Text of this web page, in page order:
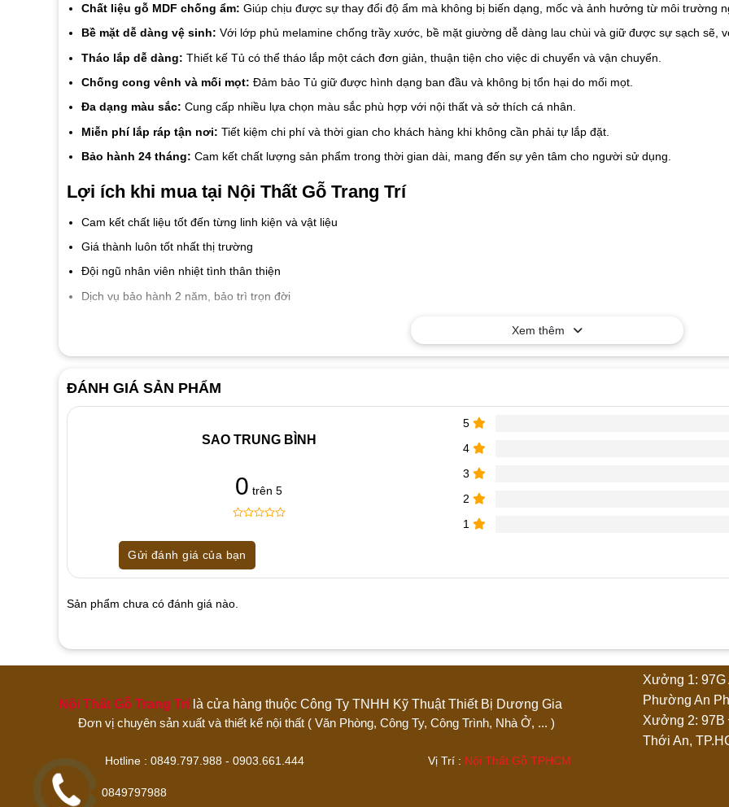
Chất liệu gỗ MDF chống ẩm: Giúp chịu được sự thay đổi độ ẩm mà không bị biến dạng, mốc và ảnh hưởng từ môi trường
Bề mặt dễ dàng vệ sinh: Với lớp phủ melamine chống trầy xước, bề mặt giường dễ dàng lau chùi và giữ được sự sạch sẽ,
Tháo lắp dễ dàng: Thiết kế Tủ có thể tháo lắp một cách đơn giản, thuận tiện cho việc di chuyển và vận chuyển.
Chống cong vênh và mối mọt: Đảm bảo Tủ giữ được hình dạng ban đầu và không bị tổn hại do mối mọt.
Đa dạng màu sắc: Cung cấp nhiều lựa chọn màu sắc phù hợp với nội thất và sở thích cá nhân.
Miễn phí lắp ráp tận nơi: Tiết kiệm chi phí và thời gian cho khách hàng khi không cần phải tự lắp đặt.
Bảo hành 24 tháng: Cam kết chất lượng sản phẩm trong thời gian dài, mang đến sự yên tâm cho người sử dụng.
Lợi ích khi mua tại Nội Thất Gỗ Trang Trí
Cam kết chất liệu tốt đến từng linh kiện và vật liệu
Giá thành luôn tốt nhất thị trường
Đội ngũ nhân viên nhiệt tình thân thiện
Dịch vụ bảo hành 2 năm, bảo trì trọn đời
Xem thêm
ĐÁNH GIÁ SẢN PHẨM
SAO TRUNG BÌNH
0 trên 5
out
of
based
ratings
5
4
3
2
1
Gửi đánh giá của bạn
Sản phẩm chưa có đánh giá nào.
Hãy là người đánh giá đầu tiên cho sản phẩm “Tủ giày cao cấp TG007”
Đánh giá của bạn
Nội Thất Gỗ Trang Trílà cửa hàng thuộc Công Ty TNHH Kỹ Thuật Thiết Bị Dương Gia
Đơn vị chuyên sản xuất và thiết kế nội thất ( Văn Phòng, Công Ty, Công Trình, Nhà Ở, ... )
Hotline : 0849.797.988 - 0903.661.444 Vị Trí : Nội Thất Gỗ TPHCM
Xưởng 1:
Phường An
Xưởng 2:
Thới An,
0849797988